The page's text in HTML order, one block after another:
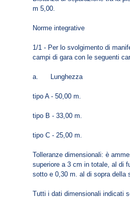
m 5,00.
Norme integrative
1/1 - Per lo svolgimento di
campi di gara con le seguenti
a. Lunghezza
tipo A - 50,00 m.
tipo B - 33,00 m.
tipo C - 25,00 m.
Tolleranze dimensionali: è
superiore a 3 cm in totale, al di
sotto e 0,30 m. al di sopra della
Tutti i dati dimensionali indicati